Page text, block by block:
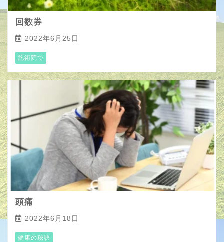
回数券
2022年6月25日
施術院で
頭痛
2022年6月18日
健康の秘訣